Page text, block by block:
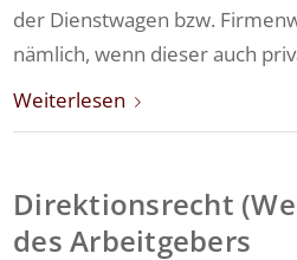
der Dienstwagen bzw.
nämlich, wenn dieser auch
Weiterlesen
Direktionsrecht
des Arbeitgebers